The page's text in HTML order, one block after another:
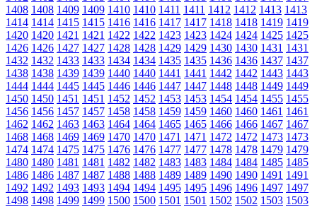
1408 1408 1409 1409 1410 1410 1411 1411 1412 1412 1413 1413
1414 1414 1415 1415 1416 1416 1417 1417 1418 1418 1419 1419
1420 1420 1421 1421 1422 1422 1423 1423 1424 1424 1425 1425
1426 1426 1427 1427 1428 1428 1429 1429 1430 1430 1431 1431
1432 1432 1433 1433 1434 1434 1435 1435 1436 1436 1437 1437
1438 1438 1439 1439 1440 1440 1441 1441 1442 1442 1443 1443
1444 1444 1445 1445 1446 1446 1447 1447 1448 1448 1449 1449
1450 1450 1451 1451 1452 1452 1453 1453 1454 1454 1455 1455
1456 1456 1457 1457 1458 1458 1459 1459 1460 1460 1461 1461
1462 1462 1463 1463 1464 1464 1465 1465 1466 1466 1467 1467
1468 1468 1469 1469 1470 1470 1471 1471 1472 1472 1473 1473
1474 1474 1475 1475 1476 1476 1477 1477 1478 1478 1479 1479
1480 1480 1481 1481 1482 1482 1483 1483 1484 1484 1485 1485
1486 1486 1487 1487 1488 1488 1489 1489 1490 1490 1491 1491
1492 1492 1493 1493 1494 1494 1495 1495 1496 1496 1497 1497
1498 1498 1499 1499 1500 1500 1501 1501 1502 1502 1503 1503